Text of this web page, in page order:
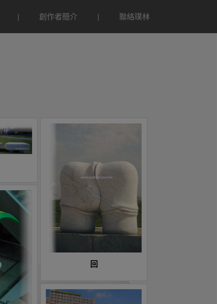
創作者簡介 聯絡璞林
回